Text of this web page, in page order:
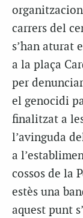
carrers del
s’han aturat
a la plaça
per
el genocidi
finalitzat a
l’avinguda
a
cossos de la
estès una
aquest punt